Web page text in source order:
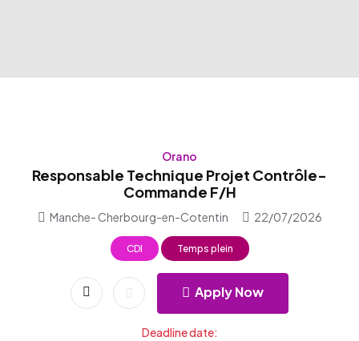
Orano
Responsable Technique Projet Contrôle-
Commande F/H
Manche- Cherbourg-en-Cotentin 22/07/2026
CDI Temps plein
Apply Now
Deadline date: